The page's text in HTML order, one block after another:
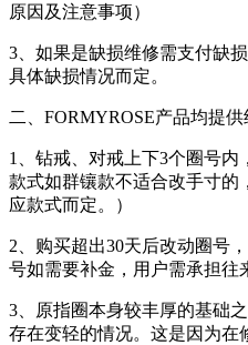
原因及注意事项）
3 、如果是缺损维修需支付缺
具体缺损情况而定。
二 FORMYROSE产品均提供
1 、钻戒、对戒上下3个圈号内
款式如群镶款不适合改手寸的
应款式而定。）
2 、购买超出30天后改动圈号
号如需要补金，用户需承担往
3 、原指圈本身较丰厚的基础
存在变轻的情况。这是因为在